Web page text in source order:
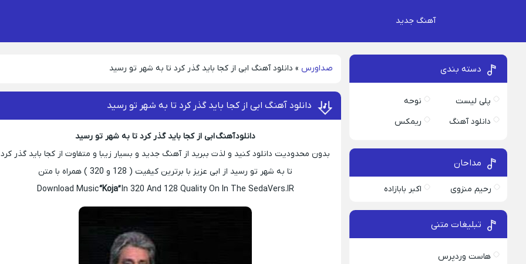
آهنگ جدید
صداورس » دانلود آهنگ ابی از کجا باید گذر کرد تا به شهر تو رسید
دانلود آهنگ ابی از کجا باید گذر کرد تا به شهر تو رسید
دانلود آهنگ ابی از کجا باید گذر کرد تا به شهر تو رسید
بدون محدودیت دانلود کنید و لذت ببرید از آهنگ جدید و بسیار زیبا و متفاوت از کجا باید گذر کرد
تا به شهر تو رسید از ابی عزیز با برترین کیفیت ( 128 و 320 ) همراه با متن
Download Music“Koja”In 320 And 128 Quality On In The SedaVers.IR
دسته بندی
پلی لیست
نوحه
دانلود آهنگ
ریمکس
مداحان
رحیم منزوی اکبر بابازاده
تبلیغات متنی
هاست وردپرس